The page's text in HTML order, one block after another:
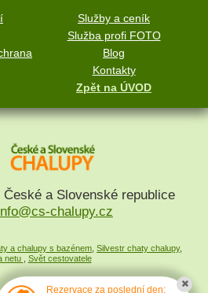
Služby a ceník
Služba profi FOTO
Blog
Kontakty
Zpět na ÚVOD
a Slovenské republice
chalupy.cz
a chalupy s bazénem, Silvestr chaty chalupy,
netu , Svět cestovatele
Rezervace za poslední den: